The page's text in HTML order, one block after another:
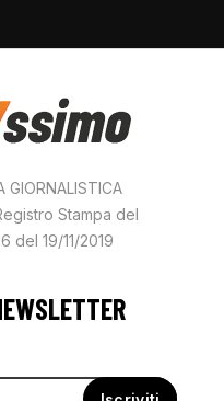
GIORNALISTICA
Stampa del
del 19/11/2019